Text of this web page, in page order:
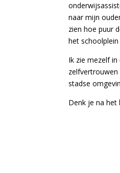
naar mijn
zien hoe puur
het
Ik zie mezelf
stadse
Denk je na het